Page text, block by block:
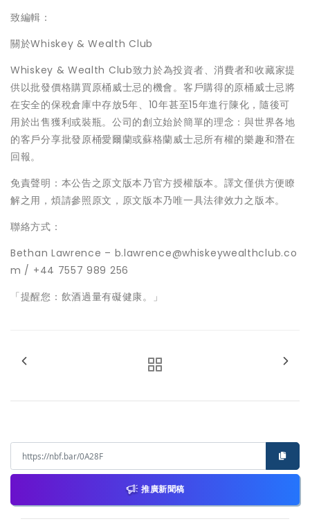
致編輯：
關於Whiskey & Wealth Club
Whiskey & Wealth Club致力於為投資者、消費者和收藏家提
供以批發價格購買原桶威士忌的機會。客戶購得的原桶威士忌將
在安全的保稅倉庫中存放5年、10年甚至15年進行陳化，隨後可
用於出售獲利或裝瓶。公司的創立始於簡單的理念：與世界各地
的客戶分享批發原桶愛爾蘭或蘇格蘭威士忌所有權的樂趣和潛在
回報。
免責聲明：本公告之原文版本乃官方授權版本。譯文僅供方便瞭
解之用，煩請參照原文，原文版本乃唯一具法律效力之版本。
聯絡方式：
Bethan Lawrence – b.lawrence@whiskeywealthclub.co
m / +44 7557 989 256
「提醒您：飲酒過量有礙健康。」
推廣新聞稿